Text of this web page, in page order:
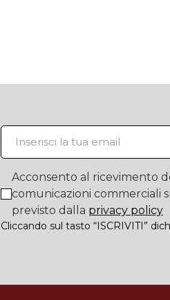
Acconsento al ricevimento
comunicazioni commerciali
previsto dalla privacy policy
Cliccando sul tasto “ISCRIVITI”